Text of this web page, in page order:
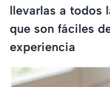
llevarlas a todos
que son fáciles
experiencia